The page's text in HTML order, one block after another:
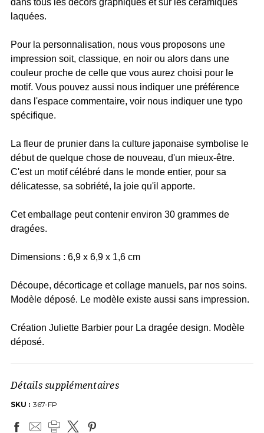
dans tous les décors graphiques et sur les céramiques
laquées.
Pour la personnalisation, nous vous proposons une
impression soit, classique, en noir ou alors dans une
couleur proche de celle que vous aurez choisi pour le
motif. Vous pouvez aussi nous indiquer une préférence
dans l'espace commentaire, voir nous indiquer une typo
spécifique.
La fleur de prunier dans la culture japonaise symbolise le
début de quelque chose de nouveau, d'un mieux-être.
C'est un motif célébré dans le monde entier, pour sa
délicatesse, sa sobriété, la joie qu'il apporte.
Cet emballage peut contenir environ 30 grammes de
dragées.
Dimensions : 6,9 x 6,9 x 1,6 cm
Découpe, décorticage et collage manuels, par nos soins.
Modèle déposé. Le modèle existe aussi sans impression.
Création Juliette Barbier pour La dragée design. Modèle
déposé.
Détails supplémentaires
SKU : 367-FP